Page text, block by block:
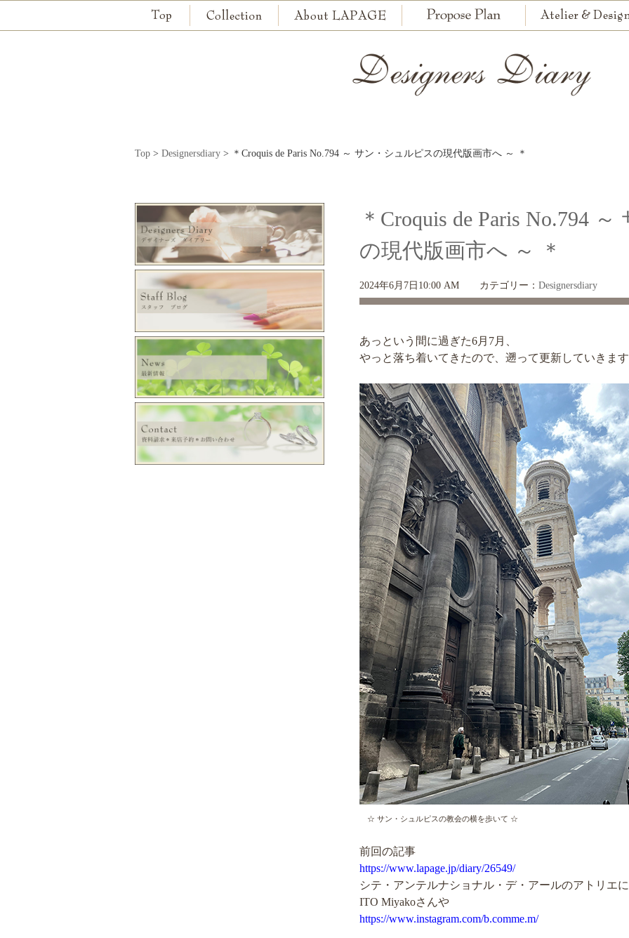
Top > Designersdiary > ＊Croquis de Paris No.794 ～ サン・シュルピスの現代版画市へ ～ ＊
＊Croquis de Paris No.794
の現代版画市へ ～ ＊
2024年6月7日10:00 AM カテゴリー： Designersdiary
あっという間に過ぎた6月7月、
やっと落ち着いてきたので、遡って更新していきま
☆ サン・シュルピスの教会の横を歩いて ☆
前回の記事
https://www.lapage.jp/diary/26549/
シテ・アンテルナショナル・デ・アールのアトリエ
ITO Miyakoさんや
https://www.instagram.com/b.comme.m/